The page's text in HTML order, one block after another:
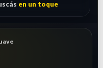
en un toque